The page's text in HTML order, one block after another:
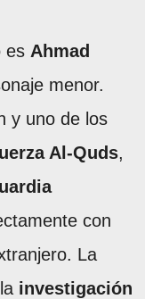
es Ahmad
menor.
y uno de los
Al-Quds,
con
La
investigación